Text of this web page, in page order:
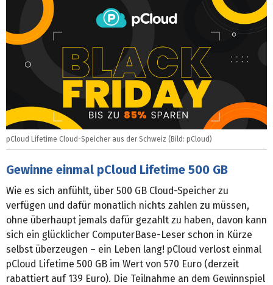
pCloud Lifetime Cloud-Speicher aus der Schweiz (Bild: pCloud)
Gewinne einmal pCloud Lifetime 500 GB
Wie es sich anfühlt, über 500 GB Cloud-Speicher zu
verfügen und dafür monatlich nichts zahlen zu müssen,
ohne überhaupt jemals dafür gezahlt zu haben, davon kann
sich ein glücklicher ComputerBase-Leser schon in Kürze
selbst überzeugen – ein Leben lang! pCloud verlost einmal
pCloud Lifetime 500 GB im Wert von 570 Euro (derzeit
rabattiert auf 139 Euro). Die Teilnahme an dem Gewinnspiel